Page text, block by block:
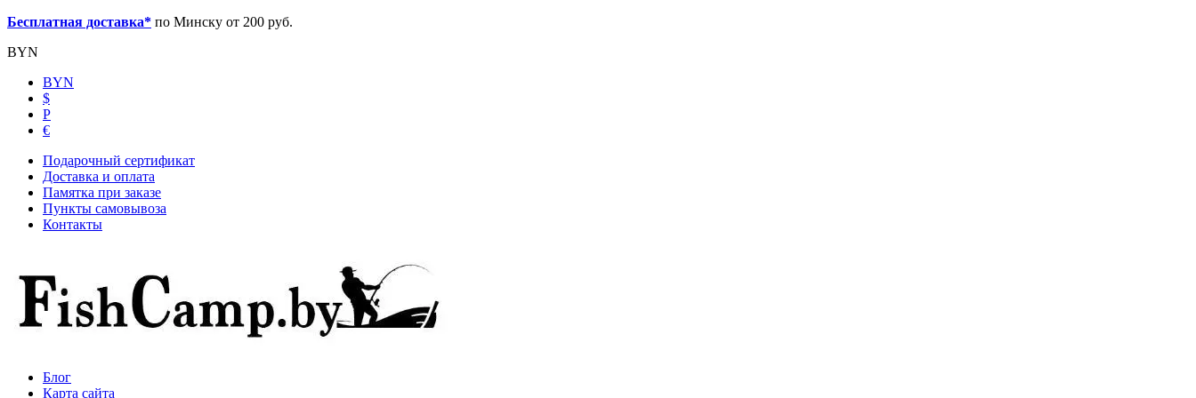
Бесплатная доставка* по Минску от 200 руб.
BYN
BYN
$
Р
€
Подарочный сертификат
Доставка и оплата
Памятка при заказе
Пункты самовывоза
Контакты
Блог
Карта сайта